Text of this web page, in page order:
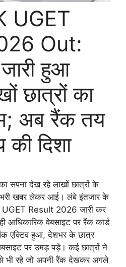
UGET
Out:
हुआ
छात्रों का
अब रैंक तय
की दिशा
सपना देख रहे लाखों छात्रों के
भरी खबर लेकर आई। लंबे इंतजार के
UGET Result 2026 जारी कर
आधिकारिक वेबसाइट पर रैंक कार्ड
एक्टिव हुआ, देशभर के छात्र
पर उमड़ पड़े। कई छात्रों ने
भी रहे जो अपनी रैंक देखकर अगले